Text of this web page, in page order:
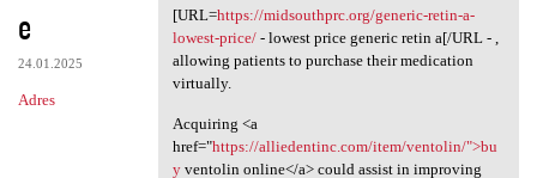
e
24.01.2025
Adres
[URL=https://midsouthprc.org/generic-retin-a-
lowest-price/- lowest price generic retin a[/URL - ,
allowing patients to purchase their medication
virtually.
Acquiring <a
href="https://alliedentinc.com/item/ventolin/">bu
yventolin online</a> could assist in improving